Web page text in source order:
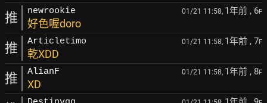
推 newrookie 01/21 11:58, 1年前 , 6F
好色喔doro
推 Articletimo 01/21 11:58, 1年前 , 7F
乾XDD
推 AlianF 01/21 11:58, 1年前 , 8F
XD